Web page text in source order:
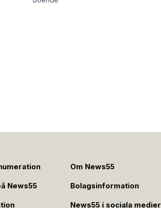
Om News55
News55 Bolagsinformation
News55 i sociala medier